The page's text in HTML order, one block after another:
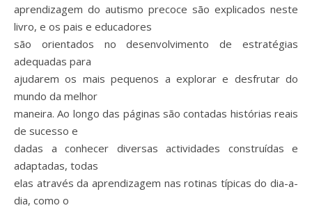
aprendizagem do autismo precoce são explicados neste
livro, e os pais e educadores
são orientados no desenvolvimento de estratégias
adequadas para
ajudarem os mais pequenos a explorar e desfrutar do
mundo da melhor
maneira. Ao longo das páginas são contadas histórias reais
de sucesso e
dadas a conhecer diversas actividades construídas e
adaptadas, todas
elas através da aprendizagem nas rotinas típicas do dia-a-
dia, como o